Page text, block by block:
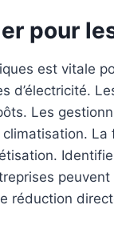
pour
est vitale
d’électricité.
Les
réduction